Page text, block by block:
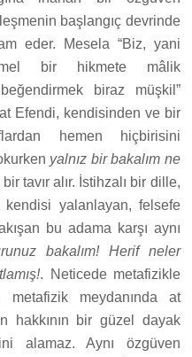
başlangıç devrinde
eder. Mesela “Biz, yani
bir hikmete mâlik
biraz müşkil”
Efendi, kendisinden ve bir
hemen hiçbirisini
yalnız bir bakalım ne
tavır alır. İstihzalı bir dille,
yalanlayan, felsefe
bu adama karşı aynı
bakalım! Herif neler
. Neticede metafizikle
meydanında at
hakkının bir güzel dayak
alamaz. Aynı özgüven